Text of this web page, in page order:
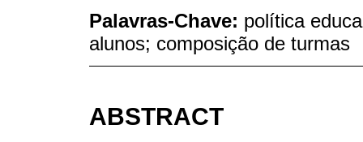
Palavras-Chave: política
alunos; composição de turmas
ABSTRACT